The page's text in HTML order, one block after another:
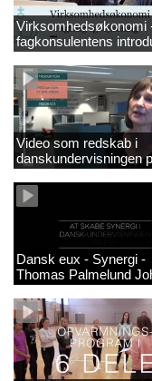
Virksomhedsøkonomi
fagkonsulentens
til faget 2
Video som redskab i
danskundervisningen
Dansk eux - Synergi -
Thomas Palmelund